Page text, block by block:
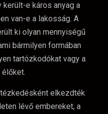
e káros anyag a
van-e a lakosság. A
ki olyan mennyiségű
bármilyen formában
tartózkodókat vagy a
élőket.
elkezdték
lévő embereket, a